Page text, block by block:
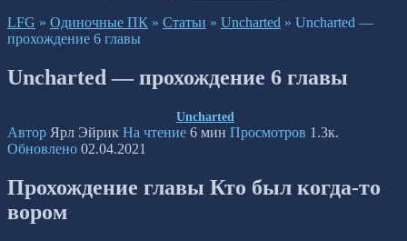
LFG » Одиночные ПК » Статьи » Uncharted » Uncharted —
прохождение 6 главы
Uncharted — прохождение 6 главы
Uncharted
Автор Ярл Эйрик На чтение 6 мин Просмотров 1.3к.
Обновлено 02.04.2021
Прохождение главы Кто был когда-то
вором